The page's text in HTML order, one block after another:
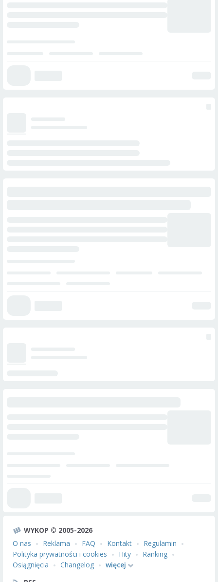
WYKOP © 2005-2026
O nas
Reklama FAQ Kontakt
Regulamin
Polityka prywatności i cookies
Hity
Ranking
Osiągnięcia
Changelog
więcej